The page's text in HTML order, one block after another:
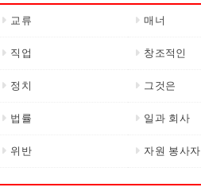
교류 매너
직업 창조적인
정치 그것은
법률 일과 회사
위반 자원 봉사자